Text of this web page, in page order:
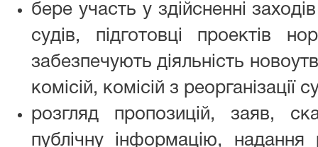
бере участь у здійсненні
судів, підготовці проектів
забезпечують діяльність
комісій, комісій з реорганізації
розгляд пропозицій, заяв,
публічну інформацію,